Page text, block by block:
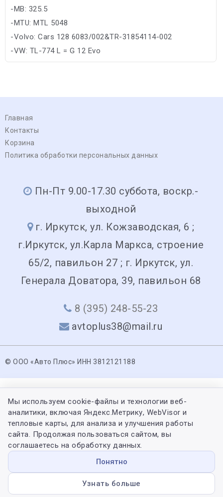
-MB: 325.5
-MTU: MTL 5048
-Volvo: Cars 128 6083/002&TR-31854114-002
-VW: TL-774 L = G 12 Evo
-Toyota: 1WW Engines/2WW Engines
Главная
Контакты
Корзина
Политика обработки персональных данных
Пн-Пт 9.00-17.30 суббота, воскр.-
выходной
г. Иркутск, ул. Кожзаводская, 6 ;
г.Иркутск, ул.Карла Маркса, строение
65/2, павильон 27 ; г. Иркутск, ул.
Генерала Доватора, 39, павильон 68
8 (395) 248-55-23
avtoplus38@mail.ru
© ООО «Авто Плюс» ИНН 3812121188
Мы используем cookie-файлы и технологии веб-
аналитики, включая Яндекс.Метрику, WebVisor и
тепловые карты, для анализа и улучшения работы
сайта. Продолжая пользоваться сайтом, вы
соглашаетесь на обработку данных.
Понятно
Узнать больше